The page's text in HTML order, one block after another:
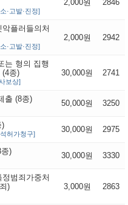
·고발·진정]
2,000원 2846
플러들의처
·고발·진정]
2,000원 2942
는 형의 집행
(4종)
보상]
30,000원 2741
출 (8종) 50,000원 3250
)
허가청구] 30,000원 2975
) 30,000원 3330
범죄가중처
)
3,000원 2863